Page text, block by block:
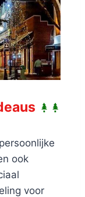
ook
voor